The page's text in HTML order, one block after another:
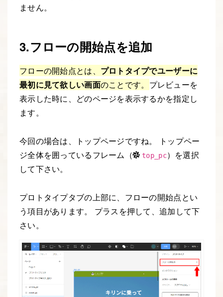
ません。
3.フローの開始点を追加
フローの開始点とは、 プロトタイプでユーザーに
最初に見て欲しい画面のことです。 プレビューを
表示した時に、どのページを表示するかを指定し
ます。
今回の場合は、トップページですね。 トップペー
ジ全体を囲っているフレーム（
top_pc）を選択
して下さい。
プロトタイプタブの上部に、フローの開始点とい
う項目があります。 プラスを押して、追加して下
さい。